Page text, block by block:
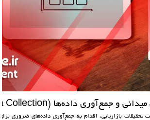
تحقیقات بازاریابی، اقدام به جمع‌آوری داده‌های ضروری